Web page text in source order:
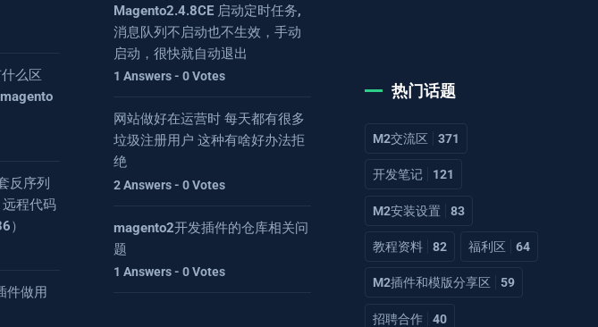
么区
反序列
程代码
）
件做用
Magento2.4.8CE 启动定时任务,
消息队列不启动也不生效，手动
启动，很快就自动退出
1 Answers - 0 Votes
网站做好在运营时 每天都有很多
垃圾注册用户 这种有啥好办法拒
绝
2 Answers - 0 Votes
magento2开发插件的仓库相关问
题
1 Answers - 0 Votes
热门话题
M2交流区 371
开发笔记 121
M2安装设置 83
教程资料 82 福利区 64
M2插件和模版分享区 59
招聘合作 40